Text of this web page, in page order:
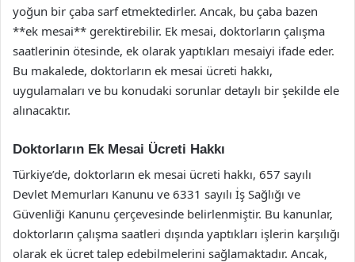
yoğun bir çaba sarf etmektedirler. Ancak, bu çaba bazen
**ek mesai** gerektirebilir. Ek mesai, doktorların çalışma
saatlerinin ötesinde, ek olarak yaptıkları mesaiyi ifade eder.
Bu makalede, doktorların ek mesai ücreti hakkı,
uygulamaları ve bu konudaki sorunlar detaylı bir şekilde ele
alınacaktır.
Doktorların Ek Mesai Ücreti Hakkı
Türkiye’de, doktorların ek mesai ücreti hakkı, 657 sayılı
Devlet Memurları Kanunu ve 6331 sayılı İş Sağlığı ve
Güvenliği Kanunu çerçevesinde belirlenmiştir. Bu kanunlar,
doktorların çalışma saatleri dışında yaptıkları işlerin karşılığı
olarak ek ücret talep edebilmelerini sağlamaktadır. Ancak,